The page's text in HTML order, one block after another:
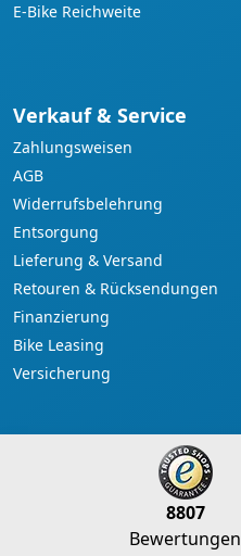
E-Bike Reichweite
Verkauf & Service
Zahlungsweisen
AGB
Widerrufsbelehrung
Entsorgung
Lieferung & Versand
Retouren & Rücksendungen
Finanzierung
Bike Leasing
Versicherung
8807
Bewertungen